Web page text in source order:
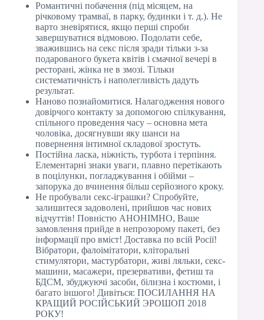
Романтичні побачення (під місяцем, на
річковому трамваї, в парку, будинки і т. д.). Не
варто зневірятися, якщо перші спроби
завершуватися відмовою. Подолати себе,
зважившись на секс після зради тільки з-за
подарованого букета квітів і смачної вечері в
ресторані, жінка не в змозі. Тільки
систематичність і наполегливість дадуть
результат.
Наново познайомитися. Налагодження нового
довірчого контакту за допомогою спілкування,
спільного проведення часу – основна мета
чоловіка, досягнувши яку шанси на
повернення інтимної складової зростуть.
Постійна ласка, ніжність, турбота і терпіння.
Елементарні знаки уваги, плавно перетікають
в поцілунки, погладжування і обійми –
запорука до вчинення більш серйозного кроку.
Не пробували секс-іграшки? Спробуйте,
залишитеся задоволені, прийшов час нових
відчуттів! Повністю АНОНІМНО, Ваше
замовлення прийде в непрозорому пакеті, без
інформації про вміст! Доставка по всій Росії!
Вібратори, фалоімітатори, кліторальні
стимулятори, мастурбатори, живі ляльки, секс-
машини, масажери, презервативи, фетиш та
БДСМ, збуджуючі засоби, білизна і костюми, і
багато іншого! Дивіться: ПОСИЛАННЯ НА
КРАЩИЙ РОСІЙСЬКИЙ ЭРОШОП 2018
РОКУ!